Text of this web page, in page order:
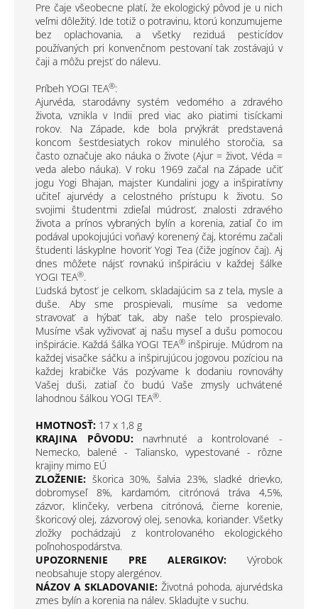
Pre čaje všeobecne platí, že ekologický pôvod je u nich
veľmi dôležitý. Ide totiž o potravinu, ktorú konzumujeme
bez oplachovania, a všetky reziduá pesticídov
používaných pri konvenčnom pestovaní tak zostávajú v
čaji a môžu prejsť do nálevu.
Príbeh YOGI TEA®:
Ajurvéda, starodávny systém vedomého a zdravého
života, vznikla v Indii pred viac ako piatimi tisíckami
rokov. Na Západe, kde bola prvýkrát predstavená
koncom šesťdesiatych rokov minulého storočia, sa
často označuje ako náuka o živote (Ajur = život, Véda =
veda alebo náuka). V roku 1969 začal na Západe učiť
jogu Yogi Bhajan, majster Kundalini jogy a inšpiratívny
učiteľ ajurvédy a celostného prístupu k životu. So
svojimi študentmi zdieľal múdrosť, znalosti zdravého
života a prínos vybraných bylín a korenia, zatiaľ čo im
podával upokojujúci voňavý korenený čaj, ktorému začali
študenti láskyplne hovoriť Yogi Tea (čiže jogínov čaj). Aj
dnes môžete nájsť rovnakú inšpiráciu v každej šálke
YOGI TEA®.
Ľudská bytosť je celkom, skladajúcim sa z tela, mysle a
duše. Aby sme prospievali, musíme sa vedome
stravovať a hýbať tak, aby naše telo prospievalo.
Musíme však vyživovať aj našu myseľ a dušu pomocou
inšpirácie. Každá šálka YOGI TEA®inšpiruje. Múdrom na
každej visačke sáčku a inšpirujúcou jogovou pozíciou na
každej krabičke Vás pozývame k dodaniu rovnováhy
Vašej duši, zatiaľ čo budú Vaše zmysly uchvátené
lahodnou šálkou YOGI TEA®.
HMOTNOSŤ: 17 x 1,8 g
KRAJINA PÔVODU:navrhnuté a kontrolované -
Nemecko, balené - Taliansko, vypestované - rôzne
krajiny mimo EÚ
ZLOŽENIE: škorica 30%, šalvia 23%, sladké drievko,
dobromyseľ 8%, kardamóm, citrónová tráva 4,5%,
zázvor, klinčeky, verbena citrónová, čierne korenie,
škoricový olej, zázvorový olej, senovka, koriander. Všetky
zložky pochádzajú z kontrolovaného ekologického
poľnohospodárstva.
UPOZORNENIE PRE ALERGIKOV: Výrobok
neobsahuje stopy alergénov.
NÁZOV A SKLADOVANIE: Životná pohoda, ajurvédska
zmes bylín a korenia na nálev. Skladujte v suchu.